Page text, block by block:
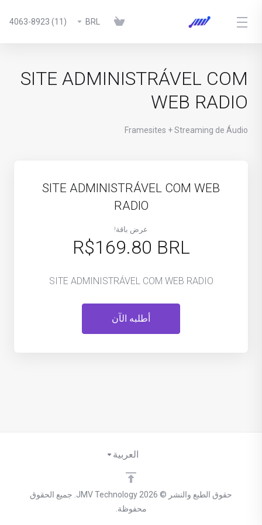
BRL
(11) 4063-8923
SITE ADMINISTRÁVEL COM
WEB RADIO
Framesites + Streaming de Áudio
SITE ADMINISTRÁVEL COM WEB
RADIO
عرض باقة!
R$169.80 BRL
SITE ADMINISTRÁVEL COM WEB RADIO
أطلبه الآن
حقوق الطبع والنشر © 2026 JMV Technology. جميع الحقوق
محفوظة.
العربية